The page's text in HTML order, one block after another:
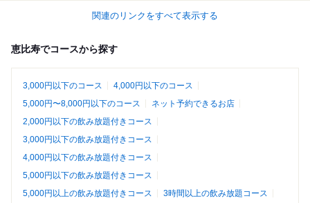
関連のリンクをすべて表示する
恵比寿でコースから探す
3,000円以下のコース
4,000円以下のコース
5,000円〜8,000円以下のコース
ネット予約できるお店
2,000円以下の飲み放題付きコース
3,000円以下の飲み放題付きコース
4,000円以下の飲み放題付きコース
5,000円以下の飲み放題付きコース
5,000円以上の飲み放題付きコース
3時間以上の飲み放題コース